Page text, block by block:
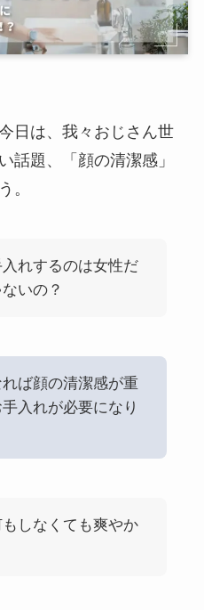
日は、我々おじさん世
話題、「顔の清潔感」
。
れするのは女性だ
いの？
ば顔の清潔感が重
入れが必要になり
しなくても爽やか